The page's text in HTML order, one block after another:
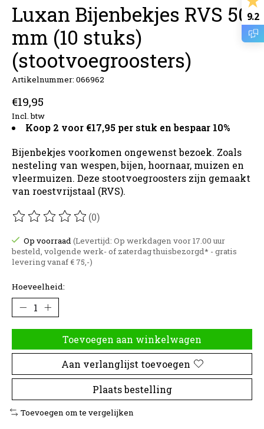
Luxan Bijenbekjes RVS 50
mm (10 stuks)
(stootvoegroosters)
Artikelnummer: 066962
€19,95
Incl. btw
Koop 2 voor €17,95 per stuk en bespaar 10%
Bijenbekjes voorkomen ongewenst bezoek. Zoals
nesteling van wespen, bijen, hoornaar, muizen en
vleermuizen. Deze stootvoegroosters zijn gemaakt
van roestvrijstaal (RVS).
De beoordeling van dit product is
(0)
Op voorraad (Levertijd: Op werkdagen voor 17.00 uur
besteld, volgende werk- of zaterdag thuisbezorgd* - gratis
levering vanaf € 75,-)
Hoeveelheid:
Toevoegen aan winkelwagen
Aan verlanglijst toevoegen
Plaats bestelling
Toevoegen om te vergelijken
9.2